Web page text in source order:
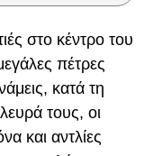
στο κέντρο του
πέτρες
κατά τη
τους, οι
και αντλίες